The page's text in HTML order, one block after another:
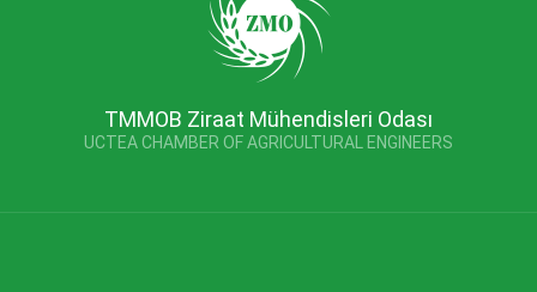
TMMOB Ziraat Mühendisleri Odası
UCTEA CHAMBER OF AGRICULTURAL ENGINEERS